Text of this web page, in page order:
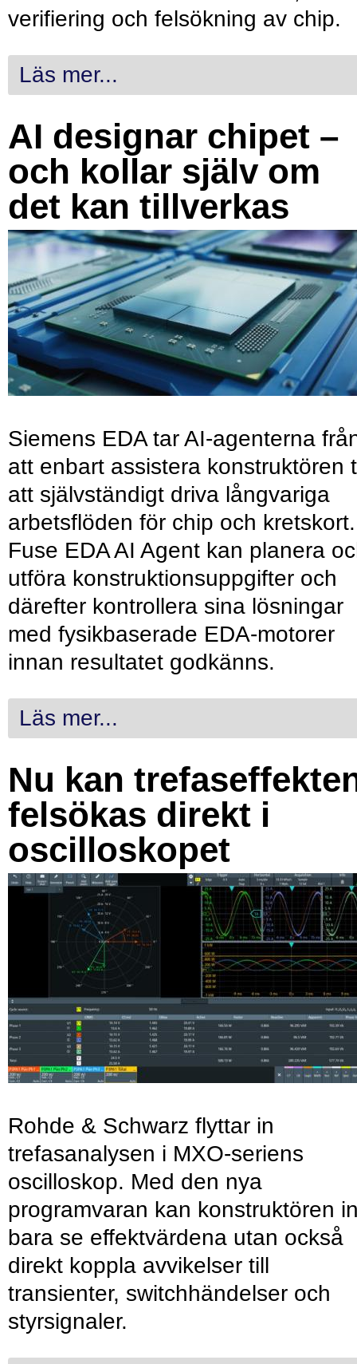
verifiering och felsökning av chip.
Läs mer...
AI designar chipet –
och kollar själv om
det kan tillverkas
Siemens EDA tar AI-agenterna
att enbart assistera konstruktören
att självständigt driva långvariga
arbetsflöden för chip och kretskort.
Fuse EDA AI Agent kan planera
utföra konstruktionsuppgifter och
därefter kontrollera sina lösningar
med fysikbaserade EDA-motorer
innan resultatet godkänns.
Läs mer...
Nu kan
felsökas direkt i
oscilloskopet
Rohde & Schwarz flyttar in
trefasanalysen i MXO-seriens
oscilloskop. Med den nya
programvaran kan konstruktören
bara se effektvärdena utan också
direkt koppla avvikelser till
transienter, switchhändelser och
styrsignaler.